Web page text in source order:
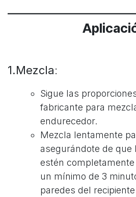
1.Mezcla:
Sigue las
fabricante para
endurecedor.
Mezcla lentamente
asegurándote de que
estén
un mínimo de 3
paredes del